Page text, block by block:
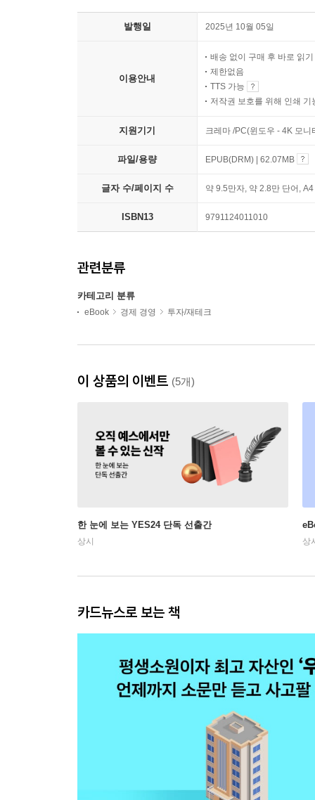
발행일 2025년 10월 05일
이용안내
배송 없이 구매 후 바로 읽기
제한없음
TTS 가능
저작권 보호를 위해 인쇄 기
지원기기 크레마 /PC(윈도우 - 4K 모
파일/용량 EPUB(DRM) | 62.07MB
글자 수/페이지 수 약 9.5만자, 약 2.8만 단어,
ISBN13 9791124011010
관련분류
카테고리 분류
eBook 경제 경영 투자/재테크
이 상품의 이벤트 (5개)
한 눈에 보는 YES24 단독 선출간
상시 상
카드뉴스로 보는 책